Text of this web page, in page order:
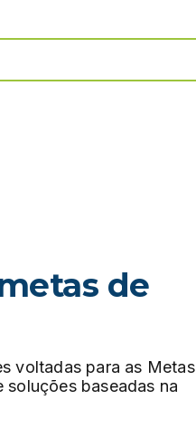
de
voltadas para as Metas
baseadas na